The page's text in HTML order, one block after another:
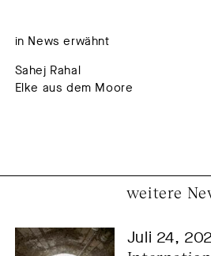
in News erwähnt
Sahej Rahal
Elke aus dem Moore
weitere
Juli 24,